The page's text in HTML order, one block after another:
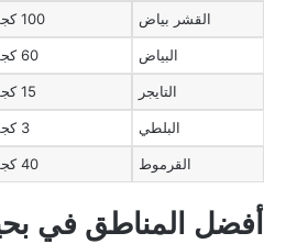
القشر بياض 100 كجم
البياض 60 كجم
التايجر 15 كجم
البلطي 3 كجم
القرموط 40 كجم
أفضل المناطق في